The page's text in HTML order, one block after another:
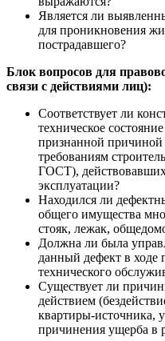
Является ли
для проникновения
пострадавшего?
Блок вопросов для
связи с действиями лиц):
Соответствует ли
техническое
признанной причиной
требованиям
ГОСТ),
эксплуатации?
Находился ли
общего имущества
стояк, лежак,
Должна ли была
данный дефект в ходе
технического
Существует ли
действием
квартиры-источника,
причинения ущерба в